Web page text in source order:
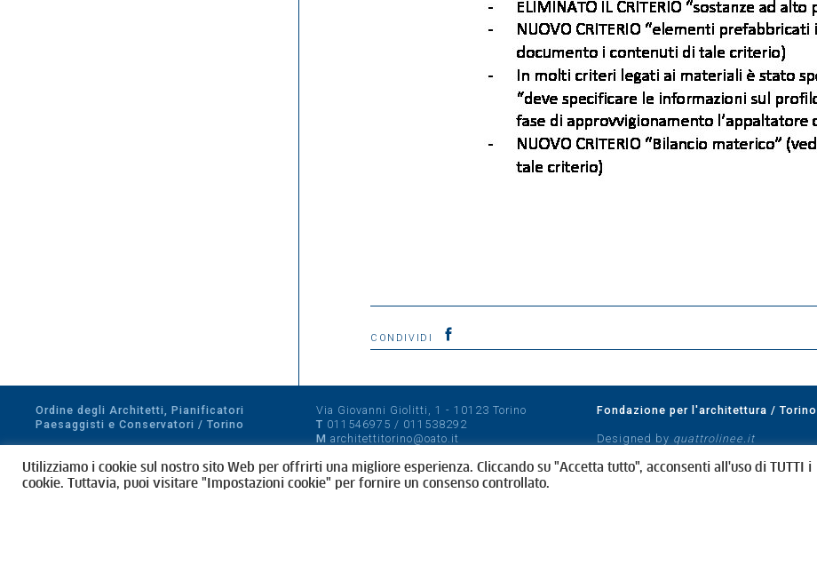
CONDIVIDI
Ordine degli Architetti, Pianificatori
Paesaggisti e Conservatori / Torino
CF 80089280012
Via Giovanni Giolitti, 1 - 10123 Torino
T 011546975 / 011538292
M architettitorino@oato.it
Fondazione per l'architettura / Torino
Designed by quattrolinee.it
Utilizziamo i cookie sul nostro sito Web per offrirti una migliore esperienza. Cliccando su "Accetta tutto", acconsenti all'uso di TUTTI i
cookie. Tuttavia, puoi visitare "Impostazioni cookie" per fornire un consenso controllato.